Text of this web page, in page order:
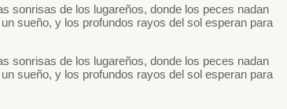
sonrisas de los lugareños, donde los peces nadan
sueño, y los profundos rayos del sol esperan para
sonrisas de los lugareños, donde los peces nadan
sueño, y los profundos rayos del sol esperan para